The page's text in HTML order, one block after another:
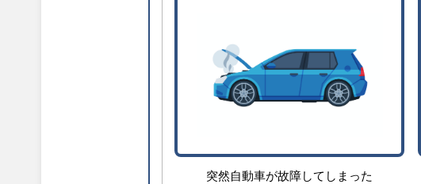
突然自動車が故障してしまった